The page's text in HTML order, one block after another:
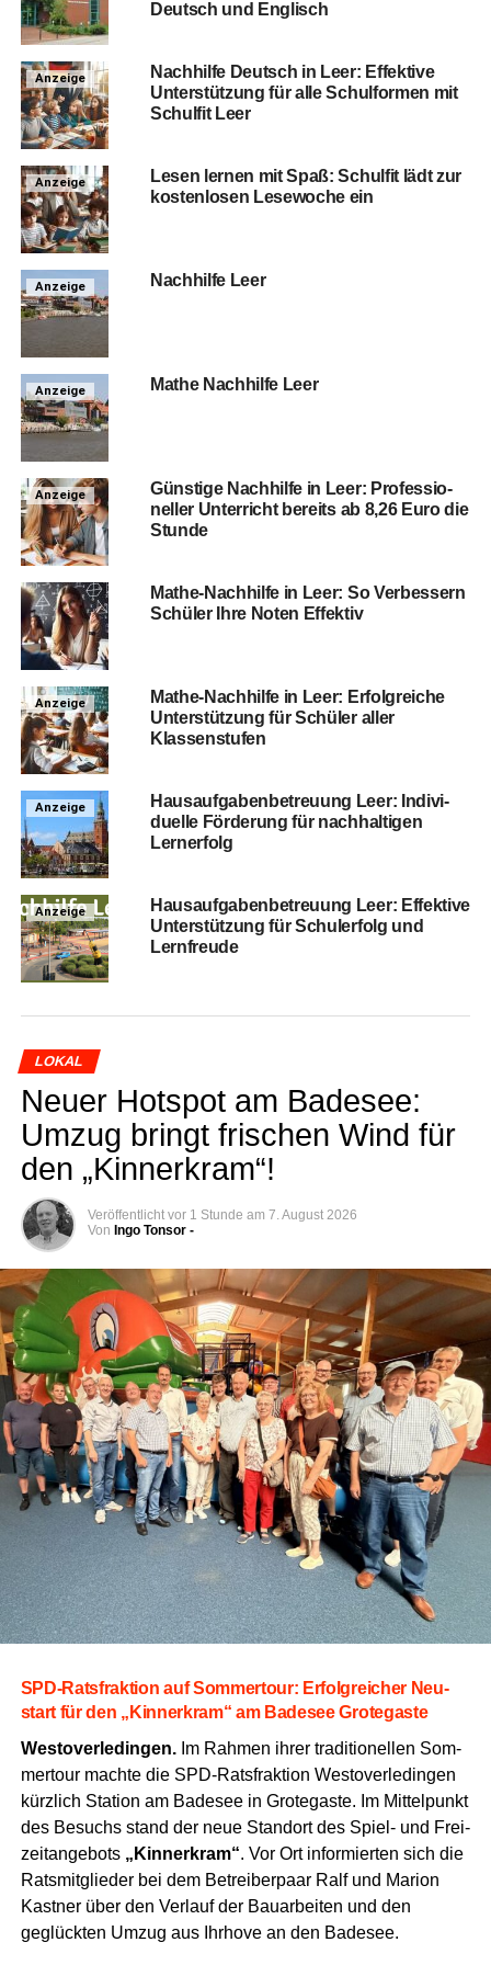
Deutsch und Englisch
Anzeige
Nach­hil­fe Deutsch in Leer: Effek­ti­ve
Unter­stüt­zung für alle Schul­for­men mit
Schul­fit Leer
Anzeige
Lesen ler­nen mit Spaß: Schul­fit lädt zur
kos­ten­lo­sen Lese­wo­che ein
Anzeige Nach­hil­fe Leer
Anzeige Mathe Nach­hil­fe Leer
Anzeige
Güns­ti­ge Nach­hil­fe in Leer: Pro­fes­sio­
nel­ler Unter­richt bereits ab 8,26 Euro die
Stunde
Mathe-Nach­hil­fe in Leer: So Ver­bes­sern
Schü­ler Ihre Noten Effektiv
Anzeige
Mathe-Nach­hil­fe in Leer: Erfolg­rei­che
Unter­stüt­zung für Schü­ler aller
Klassenstufen
Anzeige
Haus­auf­ga­ben­be­treu­ung Leer: Indi­vi­
du­el­le För­de­rung für nach­hal­ti­gen
Lernerfolg
Anzeige
Haus­auf­ga­ben­be­treu­ung Leer: Effek­ti­ve
Unter­stüt­zung für Schul­erfolg und
Lernfreude
LOKAL
Neu­er Hot­spot am Bade­see:
Umzug bringt fri­schen Wind für
den „Kin­ner­kram“!
Veröffentlicht vor 1 Stunde am 7. August 2026
Von Ingo Tonsor -
SPD-Rats­frak­ti­on auf Som­mer­tour: Erfolg­rei­cher Neu­
start für den „Kin­ner­kram“ am Bade­see Grotegaste
Wes­t­ov­er­le­din­gen.Im Rah­men ihrer tra­di­tio­nel­len Som­
mer­tour mach­te die SPD-Rats­frak­ti­on Wes­t­ov­er­le­din­gen
kürz­lich Sta­ti­on am Bade­see in Gro­te­gas­te. Im Mit­tel­punkt
des Besuchs stand der neue Stand­ort des Spiel- und Frei­
zeit­an­ge­bots „Kin­ner­kram“. Vor Ort infor­mier­ten sich die
Rats­mit­glie­der bei dem Betrei­ber­paar Ralf und Mari­on
Kast­ner über den Ver­lauf der Bau­ar­bei­ten und den
geglück­ten Umzug aus Ihr­ho­ve an den Badesee.